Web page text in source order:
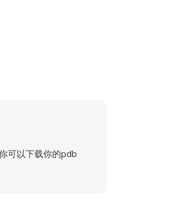
可以下载你的pdb